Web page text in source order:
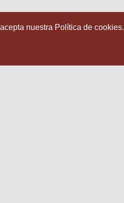
nuestra Política de cookies.